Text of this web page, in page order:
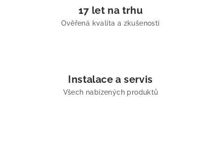
17 let na trhu
Ověřená kvalita a zkušenosti
Instalace a servis
Všech nabízených produktů